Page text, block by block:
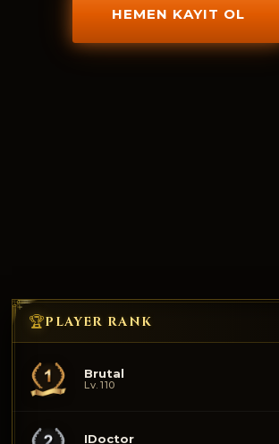
HEMEN KAYIT OL
🏆PLAYER RANK
Brutal
Lv. 110
IDoctor